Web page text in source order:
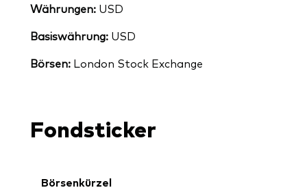
Währungen:USD
Basiswährung:USD
Börsen:London Stock Exchange
Fondsticker
Börsenkürzel